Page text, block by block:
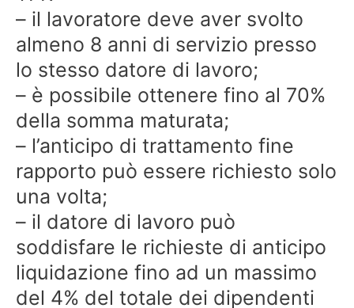
– il lavoratore deve aver svolto
almeno 8 anni di servizio presso
lo stesso datore di lavoro;
– è possibile ottenere fino al 70%
della somma maturata;
– l’anticipo di trattamento fine
rapporto può essere richiesto solo
una volta;
– il datore di lavoro può
soddisfare le richieste di anticipo
liquidazione fino ad un massimo
del 4% del totale dei dipendenti